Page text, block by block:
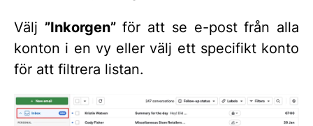
Välj ”Inkorgen”för att se e-post från alla
konton i en vy eller välj ett specifikt konto
för att filtrera listan.